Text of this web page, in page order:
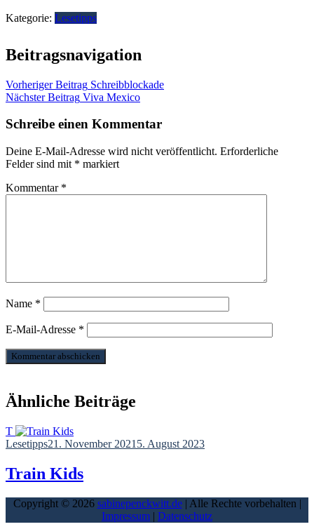
Kategorie: Lesetipps
Beitragsnavigation
Vorheriger Beitrag Schreibblockade
Nächster Beitrag Viva Mexico
Schreibe einen Kommentar
Deine E-Mail-Adresse wird nicht veröffentlicht. Erforderliche
Felder sind mit * markiert
Kommentar *
Name *
E-Mail-Adresse *
Kommentar abschicken
Ähnliche Beiträge
T
Lesetipps21. November 2021 5. August 2023
Train Kids
Copyright © 2026 sabinepenckwitt.de| Alle Rechte vorbehalten |
Impressum | Datenschutz